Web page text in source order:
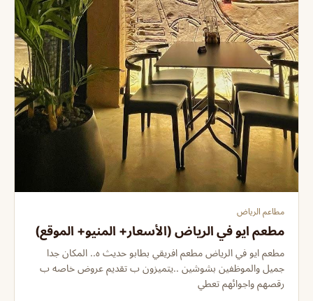
مطاعم الرياض
مطعم ايو في الرياض (الأسعار+ المنيو+ الموقع)
مطعم ايو في الرياض مطعم افريقي بطابو حديث ه.. المكان جدا
جميل والموظفين بشوشين ..يتميزون ب تقديم عروض خاصه ب
رقصهم واجوائهم تعطي